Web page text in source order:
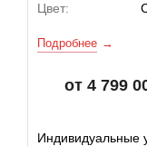
Цвет:
Подробнее
от 4 799
Индивидуальные